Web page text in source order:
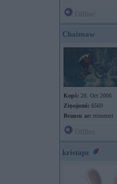
Chainsaw
Kopš: 28. Oct 2006
Ziņojumi: 6569
Braucu ar: trimmeri
kristapz